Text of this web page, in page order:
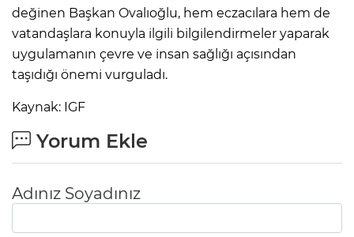
değinen Başkan Ovalıoğlu, hem eczacılara hem de
vatandaşlara konuyla ilgili bilgilendirmeler yaparak
uygulamanın çevre ve insan sağlığı açısından
taşıdığı önemi vurguladı.
Kaynak: IGF
Yorum Ekle
Adınız Soyadınız